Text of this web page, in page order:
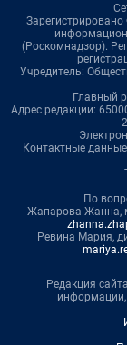
(Роскомнадзор).
Учредитель:
Главный
Адрес редакции:
Контактные
По
Жапарова Жанна,
Ревина Мария,
Редакция